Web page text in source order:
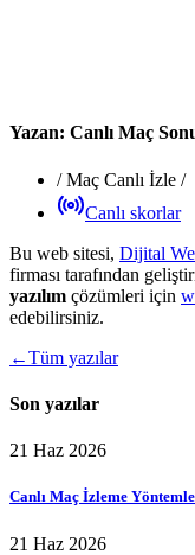
Yazan: Canlı Maç
/Maç Canlı İzle /
Canlı skorlar
Bu web sitesi, Dijital
firması tarafından
yazılım çözümleri için
edebilirsiniz.
←Tüm yazılar
Son yazılar
21 Haz 2026
Canlı Maç İzleme
21 Haz 2026